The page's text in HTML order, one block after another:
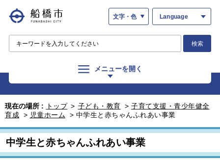
文字・色 Language
検索
メニューを開く
現在の場所 : トップ > 子ども・教育 > 子育て支援・青少年健全
育成 > 児童ホーム > 中学生と赤ちゃんふれあい事業
中学生と赤ちゃんふれあい事業